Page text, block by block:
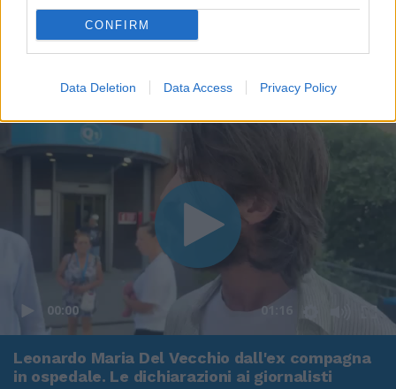
CONFIRM
Data Deletion Data Access Privacy Policy
00:00 01:16
Leonardo Maria Del Vecchio dall'ex compagna
in ospedale. Le dichiarazioni ai giornalisti